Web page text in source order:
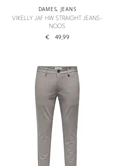
DAMES, JEANS
VIKELLY JAF HW STRAIGHT JEANS-
NOOS
€ 49,99